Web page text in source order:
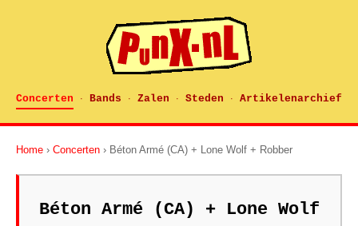
Concerten · Bands · Zalen · Steden · Artikelenarchief
Home › Concerten › Béton Armé (CA) + Lone Wolf + Robber
Béton Armé (CA) + Lone Wolf